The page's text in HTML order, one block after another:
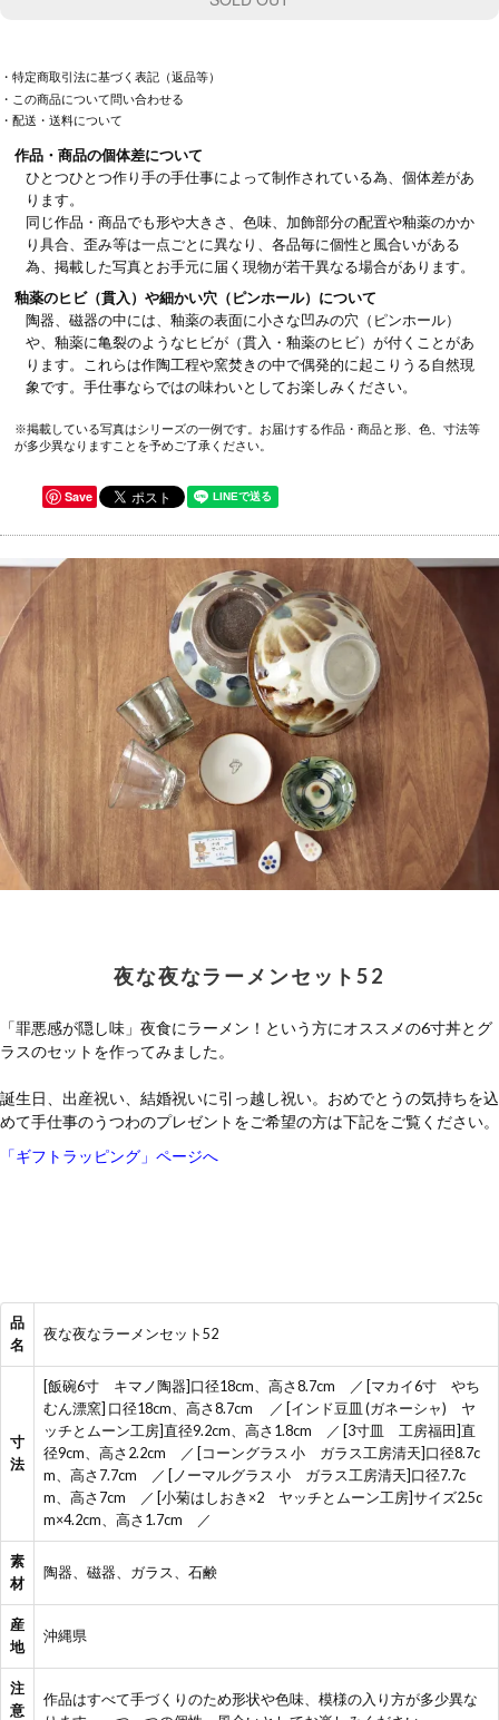
・特定商取引法に基づく表記（返品等）
・この商品について問い合わせる
・配送・送料について
作品・商品の個体差について
ひとつひとつ作り手の手仕事によって制作されている為、個体差があ
ります。
同じ作品・商品でも形や大きさ、色味、加飾部分の配置や釉薬のかか
り具合、歪み等は一点ごとに異なり、各品毎に個性と風合いがある
為、掲載した写真とお手元に届く現物が若干異なる場合があります。
釉薬のヒビ（貫入）や細かい穴（ピンホール）について
陶器、磁器の中には、釉薬の表面に小さな凹みの穴（ピンホール）
や、釉薬に亀裂のようなヒビが（貫入・釉薬のヒビ）が付くことがあ
ります。これらは作陶工程や窯焚きの中で偶発的に起こりうる自然現
象です。手仕事ならではの味わいとしてお楽しみください。
※掲載している写真はシリーズの一例です。お届けする作品・商品と形、色、寸法等
が多少異なりますことを予めご了承ください。
Save
夜な夜なラーメンセット52
「罪悪感が隠し味」夜食にラーメン！という方にオススメの6寸丼とグ
ラスのセットを作ってみました。
誕生日、出産祝い、結婚祝いに引っ越し祝い。おめでとうの気持ちを込
めて手仕事のうつわのプレゼントをご希望の方は下記をご覧ください。
「ギフトラッピング」ページへ
品
名
夜な夜なラーメンセット52
寸
法
[飯碗6寸 キマノ陶器]口径18cm、高さ8.7cm ／ [マカイ6寸 やち
むん漂窯] 口径18cm、高さ8.7cm ／ [インド豆皿 (ガネーシャ) ヤ
ッチとムーン工房]直径9.2cm、高さ1.8cm ／ [3寸皿 工房福田]直
径9cm、高さ2.2cm ／ [コーングラス 小 ガラス工房清天]口径8.7c
m、高さ7.7cm ／ [ノーマルグラス 小 ガラス工房清天]口径7.7c
m、高さ7cm ／ [小菊はしおき×2 ヤッチとムーン工房]サイズ2.5c
m×4.2cm、高さ1.7cm ／
素
材
陶器、磁器、ガラス、石鹸
産
地
沖縄県
注
意
作品はすべて手づくりのため形状や色味、模様の入り方が多少異な